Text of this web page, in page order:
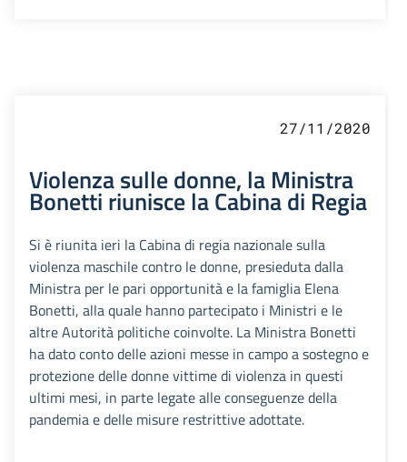
27/11/2020
Violenza sulle donne, la Ministra
Bonetti riunisce la Cabina di Regia
Si è riunita ieri la Cabina di regia nazionale sulla
violenza maschile contro le donne, presieduta dalla
Ministra per le pari opportunità e la famiglia Elena
Bonetti, alla quale hanno partecipato i Ministri e le
altre Autorità politiche coinvolte. La Ministra Bonetti
ha dato conto delle azioni messe in campo a sostegno e
protezione delle donne vittime di violenza in questi
ultimi mesi, in parte legate alle conseguenze della
pandemia e delle misure restrittive adottate.